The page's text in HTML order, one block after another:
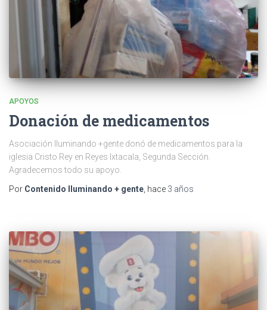
APOYOS
Donación de medicamentos
Asociación Iluminando +gente donó de medicamentos para la
iglesia Cristo Rey en Reyes Ixtacala, Segunda Sección.
Agradecemos todo su apoyo.
Por Contenido Iluminando + gente, hace 3 años